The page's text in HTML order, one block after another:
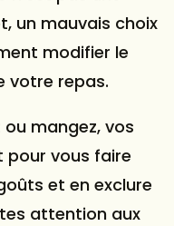
un mauvais choix
modifier le
votre repas.
mangez, vos
pour vous faire
et en exclure
attention aux